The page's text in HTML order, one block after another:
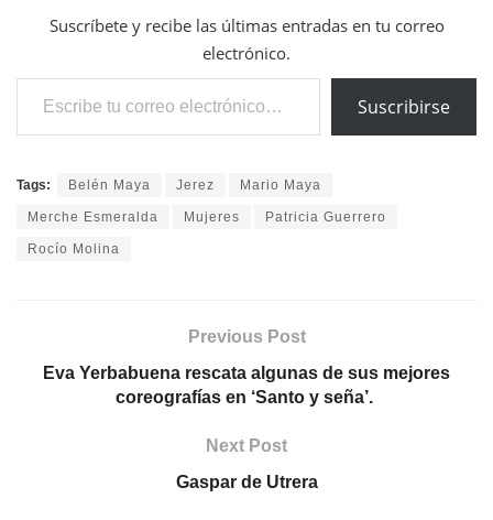
Suscríbete y recibe las últimas entradas en tu correo
electrónico.
Escribe tu correo electrónico…
Suscribirse
Tags: Belén Maya Jerez Mario Maya
Merche Esmeralda Mujeres Patricia Guerrero
Rocío Molina
Previous Post
Eva Yerbabuena rescata algunas de sus mejores
coreografías en ‘Santo y seña’.
Next Post
Gaspar de Utrera